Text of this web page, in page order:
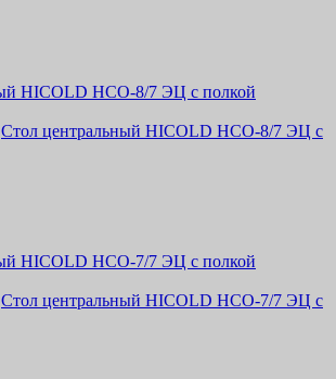
Стол центральный HICOLD НСО-8/7 ЭЦ с
Стол центральный HICOLD НСО-7/7 ЭЦ с